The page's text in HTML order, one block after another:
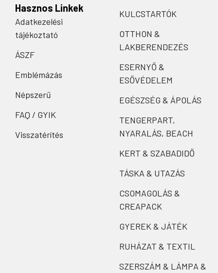
Hasznos Linkek
Adatkezelési
tájékoztató
ÁSZF
Emblémázás
Népszerű
FAQ / GYIK
Visszatérítés
KULCSTARTÓK
OTTHON &
LAKBERENDEZÉS
ESERNYŐ &
ESŐVÉDELEM
EGÉSZSÉG & ÁPOLÁS
TENGERPART,
NYARALÁS, BEACH
KERT & SZABADIDŐ
TÁSKA & UTAZÁS
CSOMAGOLÁS &
CREAPACK
GYEREK & JÁTÉK
RUHÁZAT & TEXTIL
SZERSZÁM & LÁMPA &